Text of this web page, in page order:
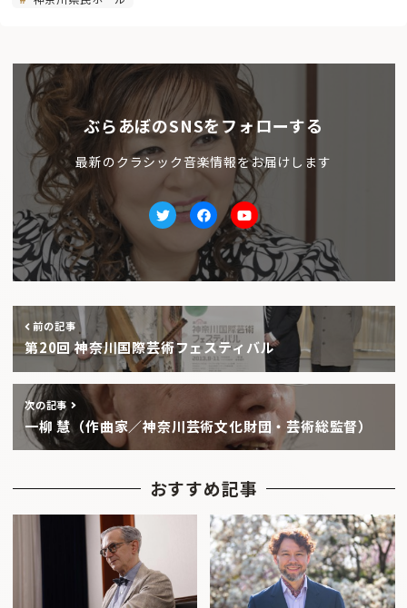
ぶらあぼのSNSをフォローする
最新のクラシック音楽情報をお届けします
TwitterfacebookYoutube
前の記事
第20回 神奈川国際芸術フェスティバル
次の記事
一柳 慧（作曲家／神奈川芸術文化財団・芸術総監督）
おすすめ記事